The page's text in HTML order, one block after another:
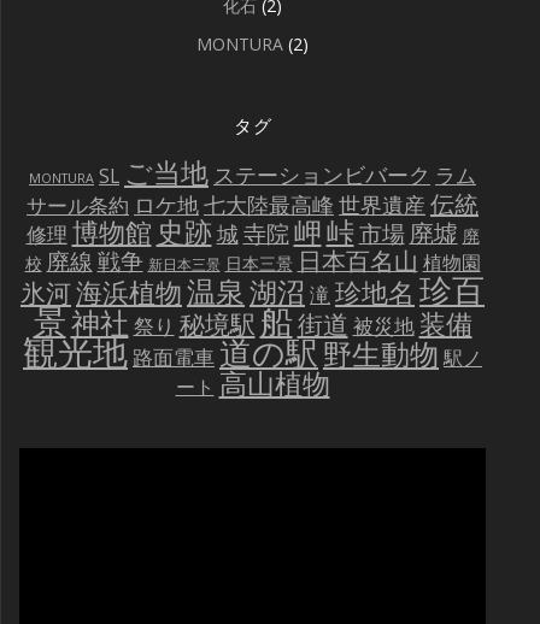
化石 (2)
MONTURA (2)
タグ
MONTURA SL ご当地 ステーションビバーク ラム
サール条約 ロケ地七大陸最高峰 世界遺産 伝統
修理 博物館 史跡城寺院岬峠市場 廃墟 廃
校 廃線戦争 新日本三景 日本三景 日本百名山 植物園
氷河海浜植物温泉湖沼 滝珍地名 珍百
景神社 祭り 秘境駅船街道 被災地 装備
観光地 路面電車道の駅野生動物 駅ノ
ート 高山植物